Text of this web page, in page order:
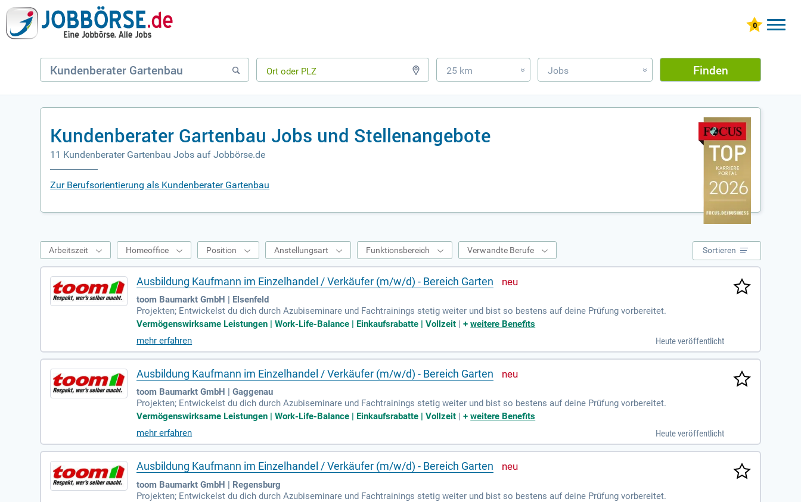
25 km » Jobs » Finden
Kundenberater Gartenbau Jobs und Stellenangebote
11 Kundenberater Gartenbau Jobs auf Jobbörse.de
Zur Berufsorientierung als Kundenberater Gartenbau
Arbeitszeit Homeoffice Position Anstellungsart Funktionsbereich Verwandte Berufe Sortieren
Ausbildung Kaufmann im Einzelhandel / Verkäufer (m/w/d) - Bereich Garten
toom Baumarkt GmbH | Elsenfeld
Projekten; Entwickelst du dich durch Azubiseminare und Fachtrainings stetig weiter und bist so bestens auf deine Prüfung vorbereitet.
Vermögenswirksame Leistungen | Work-Life-Balance | Einkaufsrabatte | Vollzeit |+weitere Benefits
mehr erfahren
Heute veröffentlicht
Ausbildung Kaufmann im Einzelhandel / Verkäufer (m/w/d) - Bereich Garten
toom Baumarkt GmbH | Gaggenau
Projekten; Entwickelst du dich durch Azubiseminare und Fachtrainings stetig weiter und bist so bestens auf deine Prüfung vorbereitet.
Vermögenswirksame Leistungen | Work-Life-Balance | Einkaufsrabatte | Vollzeit |+weitere Benefits
mehr erfahren
Heute veröffentlicht
Ausbildung Kaufmann im Einzelhandel / Verkäufer (m/w/d) - Bereich Garten
toom Baumarkt GmbH | Regensburg
Projekten; Entwickelst du dich durch Azubiseminare und Fachtrainings stetig weiter und bist so bestens auf deine Prüfung vorbereitet.